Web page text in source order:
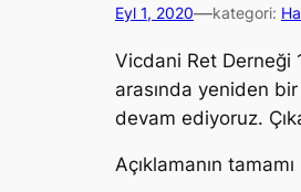
Eyl 1, 2020—kategori:
Vicdani Ret Derneği
arasında yeniden
devam ediyoruz.
Açıklamanın